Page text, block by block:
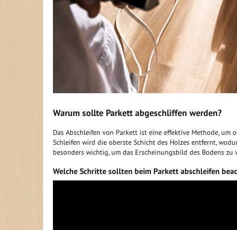
Warum sollte Parkett abgeschliffen werden?
Das Abschleifen von Parkett ist eine effektive Methode, um
Schleifen wird die oberste Schicht des Holzes entfernt,
besonders wichtig, um das Erscheinungsbild des Bodens
Welche Schritte sollten beim Parkett abschleifen